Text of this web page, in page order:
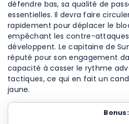
défendre bas, sa qualité de
essentielles. Il devra faire
rapidement pour déplacer le
empêchant les contre-attaques
développent. Le capitaine de
réputé pour son engagement
capacité à casser le rythme
tactiques, ce qui en fait un
jaune.
Bonus: